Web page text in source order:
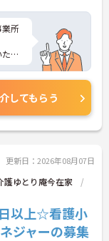
にか
が
体
キ
手
当
ま
業所
だ
に
さしてもらう
更新日：2026年08月07日
護ゆとり庵今在家
以上☆看護小
ジャーの募集